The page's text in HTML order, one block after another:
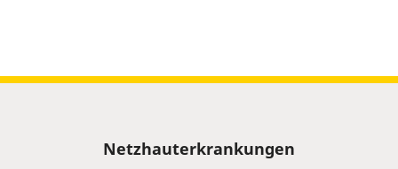
Netzhauterkrankungen